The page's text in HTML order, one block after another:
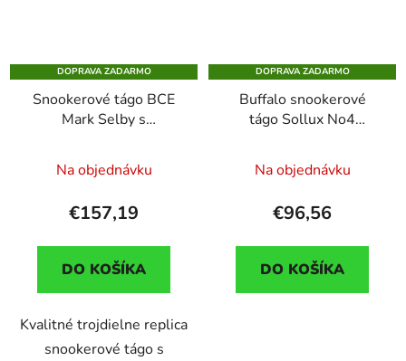
DOPRAVA ZADARMO
Snookerové tágo BCE
Mark Selby s
extenderom a kufríkom
Na objednávku
€157,19
DO KOŠÍKA
Kvalitné trojdielne replica
snookerové tágo s
DOPRAVA ZADARMO
Buffalo snookerové
tágo Sollux No4
Na objednávku
€96,56
DO KOŠÍKA